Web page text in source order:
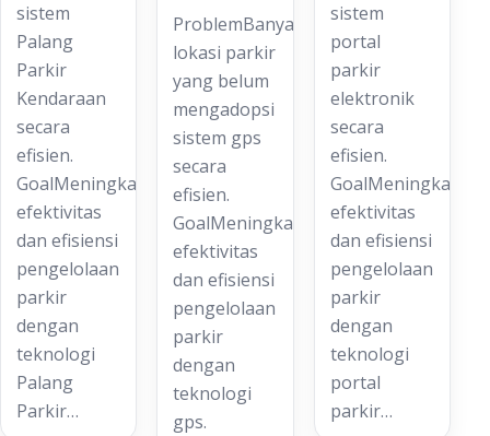
sistem
Palang
Parkir
Kendaraan
secara
efisien.
GoalMeningkatkan
efektivitas
dan efisiensi
pengelolaan
parkir
dengan
teknologi
Palang
Parkir…
ProblemBanyak
lokasi parkir
yang belum
mengadopsi
sistem gps
secara
efisien.
GoalMeningkatkan
efektivitas
dan efisiensi
pengelolaan
parkir
dengan
teknologi
gps.
sistem
portal
parkir
elektronik
secara
efisien.
GoalMeningkatkan
efektivitas
dan efisiensi
pengelolaan
parkir
dengan
teknologi
portal
parkir…